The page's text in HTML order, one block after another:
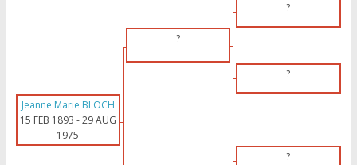
?
?
?
Jeanne Marie BLOCH
15 FEB 1893 -29 AUG
1975
?